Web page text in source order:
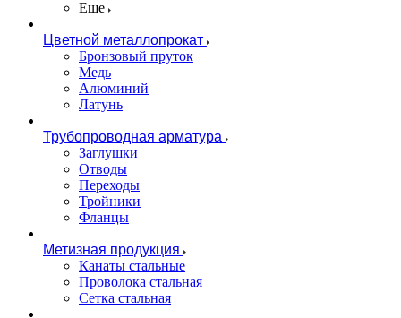
Еще
Цветной металлопрокат
Бронзовый пруток
Медь
Алюминий
Латунь
Трубопроводная арматура
Заглушки
Отводы
Переходы
Тройники
Фланцы
Метизная продукция
Канаты стальные
Проволока стальная
Сетка стальная